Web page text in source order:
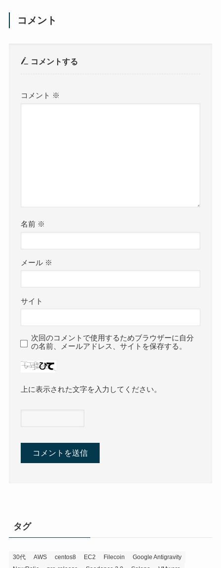
コメント
コメントする
コメント ※
名前 ※
メール ※
サイト
次回のコメントで使用するためブラウザーに自分
の名前、メールアドレス、サイトを保存する。
上に表示された文字を入力してください。
タグ
30代 AWS centos8 EC2 Filecoin
Google Antigravity